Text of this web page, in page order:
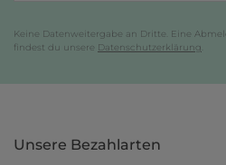
Keine Datenweitergabe an Dritte. Eine
findest du unsere Datenschutzerklärung
Unsere Bezahlarten